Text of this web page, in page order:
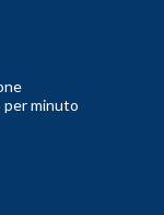
minuto